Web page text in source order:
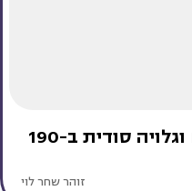
60 תערוכות, 50 מעצבים וגלויה סודית ב-190
זוהר שחר לוי